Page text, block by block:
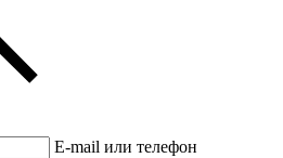
E-mail или телефон